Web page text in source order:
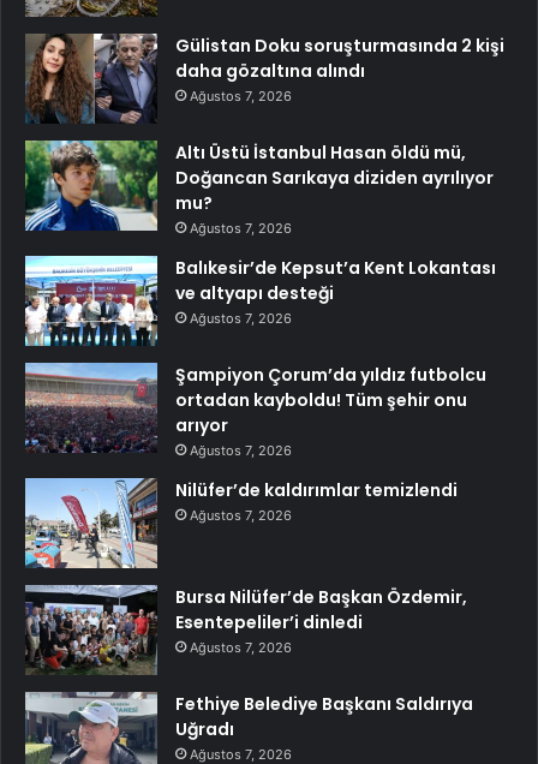
Gülistan Doku soruşturmasında 2 kişi
daha gözaltına alındı
Ağustos 7, 2026
Altı Üstü İstanbul Hasan öldü mü,
Doğancan Sarıkaya diziden ayrılıyor
mu?
Ağustos 7, 2026
Balıkesir’de Kepsut’a Kent Lokantası
ve altyapı desteği
Ağustos 7, 2026
Şampiyon Çorum’da yıldız futbolcu
ortadan kayboldu! Tüm şehir onu
arıyor
Ağustos 7, 2026
Nilüfer’de kaldırımlar temizlendi
Ağustos 7, 2026
Bursa Nilüfer’de Başkan Özdemir,
Esentepeliler’i dinledi
Ağustos 7, 2026
Fethiye Belediye Başkanı Saldırıya
Uğradı
Ağustos 7, 2026